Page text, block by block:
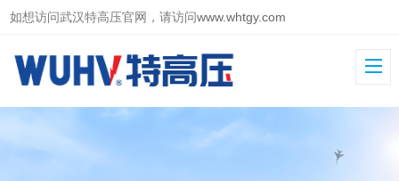
如想访问武汉特高压官网，请访问www.whtgy.com